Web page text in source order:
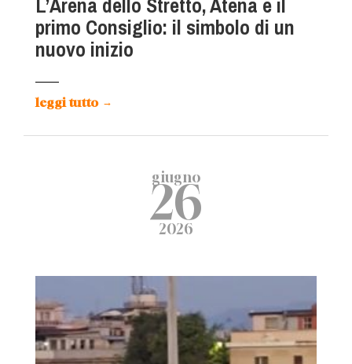
primo Consiglio: il simbolo di un
nuovo inizio
leggi tutto →
giugno
26
2026